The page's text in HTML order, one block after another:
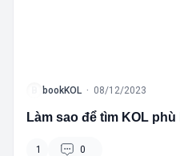
bookKOL · 08/12/2023
Làm sao để tìm KOL
1 0